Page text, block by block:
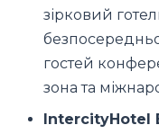
зірковий
гостей
зона та
IntercityHotel